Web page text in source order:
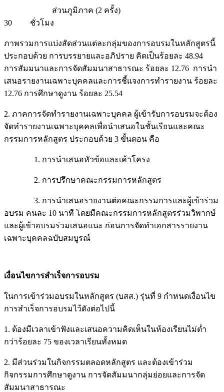
ส่วนภูมิภาค (2 ครั้ง)
30 ชั่วโมง
ภาพรวมการแบ่งสัดส่วนแต่ละกลุ่มของการอบรมในหลักสูตรนี้
ประกอบด้วย การบรรยายและอภิปราย คิดเป็นร้อยละ 48.94
การสัมมนาและการจัดสัมมนาสาธารณะ ร้อยละ 12.76 การนำ
เสนอรายงานเฉพาะบุคคลและการชี้แจงการทำรายงาน ร้อยละ
12.76 การศึกษาดูงาน ร้อยละ 25.54
2. ภาคการจัดทำรายงานเฉพาะบุคคล ผู้เข้ารับการอบรมจะต้อง
จัดทำรายงานเฉพาะบุคคลเพื่อนำเสนอในชั้นเรียนและคณะ
กรรมการหลักสูตร ประกอบด้วย 3 ขั้นตอน คือ
1. การนำเสนอหัวข้อและเค้าโครง
2. การปรึกษาคณะกรรมการหลักสูตร
3. การนำเสนอรายงานต่อคณะกรรมการและผู้เข้าร่วม
อบรม คนละ 10 นาที โดยมีคณะกรรมการหลักสูตรร่วมวิพากษ์
และผู้เข้าอบรมร่วมเสนอแนะ ก่อนการจัดทำเอกสารรายงาน
เฉพาะบุคคลฉบับสมบูรณ์
เงื่อนไขการสำเร็จการอบรม
ในการเข้าร่วมอบรมในหลักสูตร (บสส.) รุ่นที่ 9 กำหนดเงื่อนไข
การสำเร็จการอบรมไว้ดังต่อไปนี้
1. ต้องมีเวลาเข้าฟังและเสนอความคิดเห็นในห้องเรียนไม่ต่ำ
กว่าร้อยละ 75 ของเวลาเรียนทั้งหมด
2. มีส่วนร่วมในกิจกรรมตลอดหลักสูตร และต้องเข้าร่วม
กิจกรรมการศึกษาดูงาน การจัดสัมมนากลุ่มย่อยและการจัด
สัมมนาสาธารณะ